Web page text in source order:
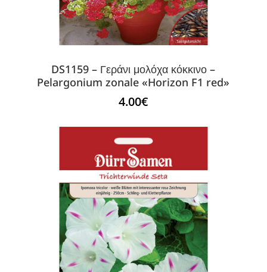
DS1159 – Γεράνι μολόχα κόκκινο –
Pelargonium zonale «Horizon F1 red»
4.00€